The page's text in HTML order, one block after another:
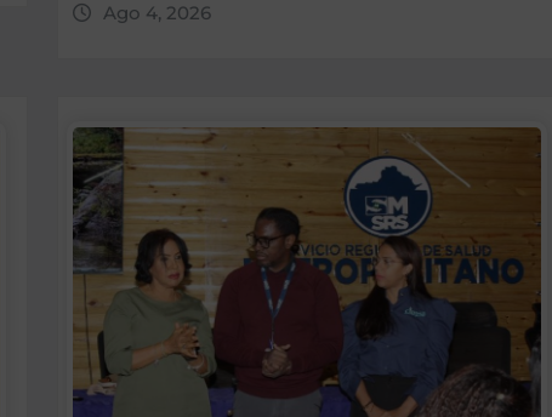
Ago 4, 2026